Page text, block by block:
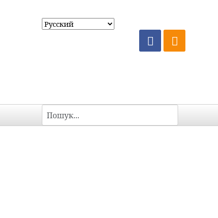
Пошук